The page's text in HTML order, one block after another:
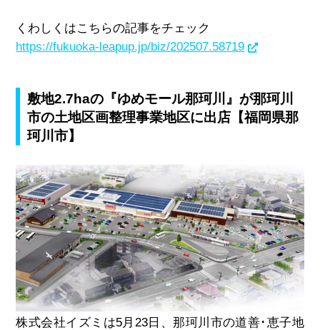
くわしくはこちらの記事をチェック
https://fukuoka-leapup.jp/biz/202507.58719
敷地2.7haの『ゆめモール那珂川』が那珂川
市の土地区画整理事業地区に出店【福岡県那
珂川市】
株式会社イズミは5月 23日、那珂川市の道善･恵子地